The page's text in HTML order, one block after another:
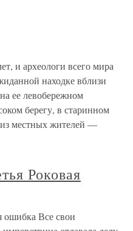
и археологи всего мира
находке вблизи
ее левобережном
берегу, в старинном
местных жителей —
Роковая
ошибка Все свои